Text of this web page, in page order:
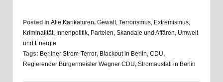
Posted in Alle Karikaturen, Gewalt, Terrorismus, Extremismus,
Kriminalität, Innenpolitik, Parteien, Skandale und Affären, Umwelt
und Energie
Tags: Berliner Strom-Terror, Blackout in Berlin, CDU,
Regierender Bürgermeister Wegner CDU, Stromausfall in Berlin